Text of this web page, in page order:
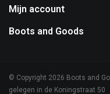
Mijn account
Boots and Goods
© Copyright 2026 Boots and
gelegen in de Koningstraat 50